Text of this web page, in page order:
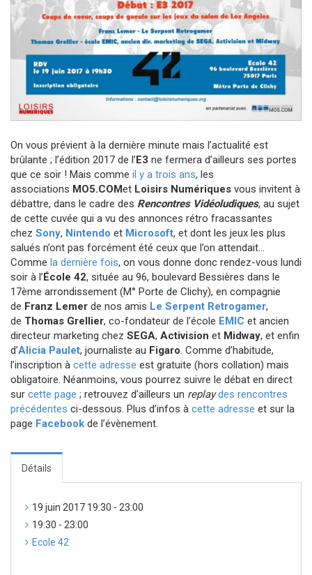
On vous prévient à la dernière minute mais l’actualité est
brûlante ; l’édition 2017 de l’E3 ne fermera d’ailleurs ses portes
que ce soir ! Mais comme il y a trois ans, les
associations MO5.COMet Loisirs Numériques vous invitent à
débattre, dans le cadre des Rencontres Vidéoludiques, au sujet
de cette cuvée qui a vu des annonces rétro fracassantes
chez Sony, Nintendo et Microsoft, et dont les jeux les plus
salués n’ont pas forcément été ceux que l’on attendait…
Comme la dernière fois, on vous donne donc rendez-vous lundi
soir à l’École 42, située au 96, boulevard Bessières dans le
17ème arrondissement (M° Porte de Clichy), en compagnie
de Franz Lemer de nos amis Le Serpent Retrogamer,
de Thomas Grellier, co-fondateur de l’école EMIC et ancien
directeur marketing chez SEGA, Activision et Midway, et enfin
d’Alicia Paulet, journaliste au Figaro. Comme d’habitude,
l’inscription à cette adresse est gratuite (hors collation) mais
obligatoire. Néanmoins, vous pourrez suivre le débat en direct
sur cette page ; retrouvez d’ailleurs un replay des rencontres
précédentes ci-dessous. Plus d’infos à cette adresse et sur la
page Facebook de l’évènement.
Détails
19 juin 2017 19:30 - 23:00
19:30 - 23:00
Ecole 42